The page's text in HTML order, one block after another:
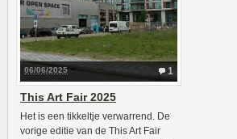
1
06/06/2025
This Art Fair 2025
Het is een tikkeltje verwarrend. De
vorige editie van de This Art Fair